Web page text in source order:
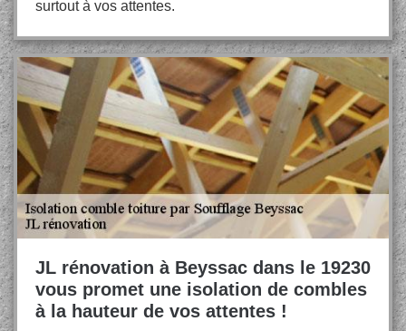
surtout à vos attentes.
JL rénovation à Beyssac dans le 19230
vous promet une isolation de combles
à la hauteur de vos attentes !